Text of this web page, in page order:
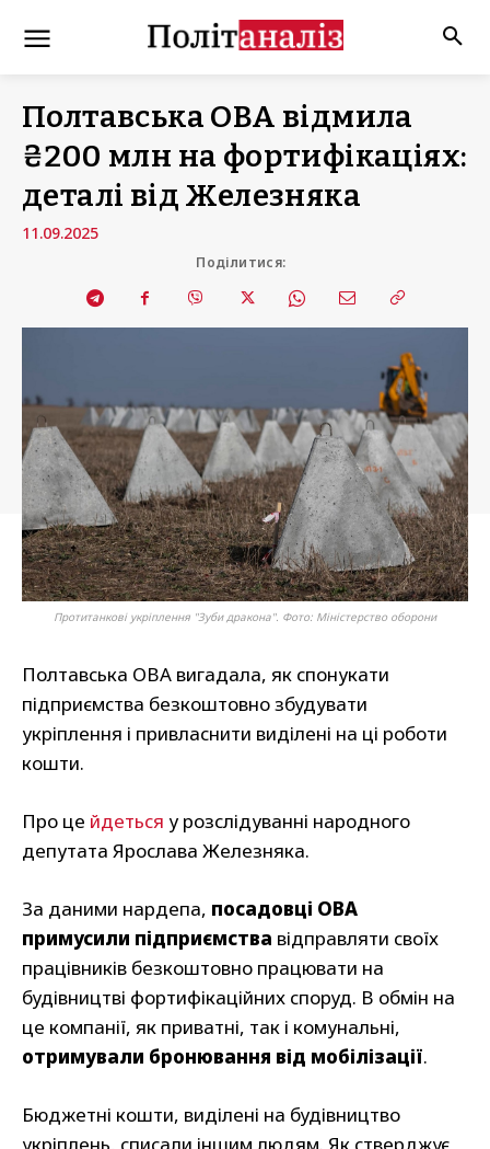
Полтавська ОВА відмила
₴200 млн на фортифікаціях:
деталі від Железняка
11.09.2025
Поділитися:
Протитанкові укріплення "Зуби дракона". Фото: Міністерство оборони
Полтавська ОВА вигадала, як спонукати
підприємства безкоштовно збудувати
укріплення і привласнити виділені на ці роботи
кошти.
Про це йдеться у розслідуванні народного
депутата Ярослава Железняка.
За даними нардепа, посадовці ОВА
примусили підприємства відправляти своїх
працівників безкоштовно працювати на
будівництві фортифікаційних споруд. В обмін на
це компанії, як приватні, так і комунальні,
отримували бронювання від мобілізації.
Бюджетні кошти, виділені на будівництво